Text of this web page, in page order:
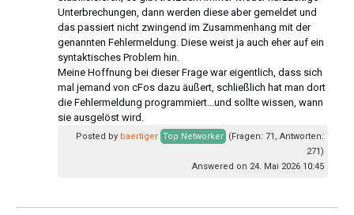
Unterbrechungen, dann werden diese aber gemeldet und
das passiert nicht zwingend im Zusammenhang mit der
genannten Fehlermeldung. Diese weist ja auch eher auf ein
syntaktisches Problem hin.
Meine Hoffnung bei dieser Frage war eigentlich, dass sich
mal jemand von cFos dazu äußert, schließlich hat man dort
die Fehlermeldung programmiert...und sollte wissen, wann
sie ausgelöst wird.
Posted by baertiger Top Networker (Fragen: 71, Antworten:
271)
Answered on 24. Mai 2026 10:45